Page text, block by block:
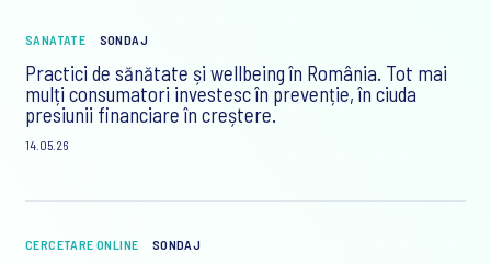
SANATATE SONDAJ
Practici de sănătate și wellbeing în România. Tot mai
mulți consumatori investesc în prevenție, în ciuda
presiunii financiare în creștere.
14.05.26
CERCETARE ONLINE SONDAJ